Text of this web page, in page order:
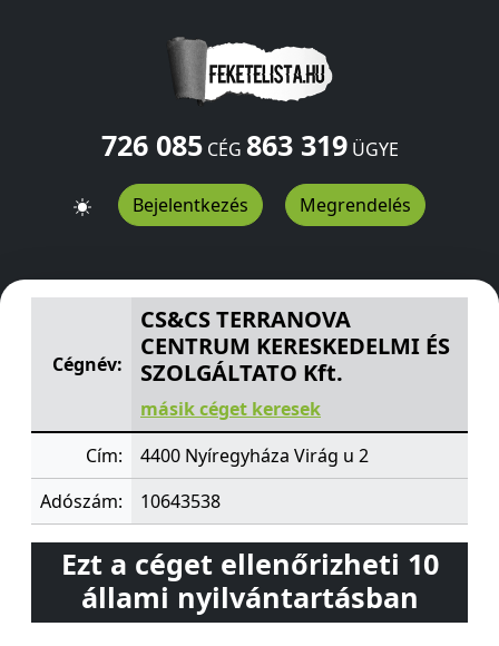
726 085CÉG 863 319ÜGYE
Bejelentkezés Megrendelés
CS&CS TERRANOVA CENTRUM KERESKEDELMI ÉS
Cégnév:
CS&CS TERRANOVA
CENTRUM KERESKEDELMI ÉS
SZOLGÁLTATO Kft.
másik céget keresek
Cím:
4400 Nyíregyháza Virág u 2
Adószám:
10643538
Ezt a céget ellenőrizheti 10
állami nyilvántartásban